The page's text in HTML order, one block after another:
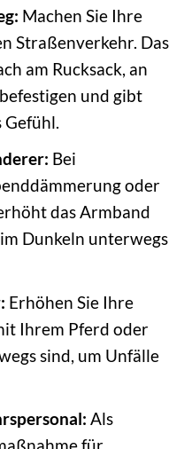
Machen Sie Ihre
Straßenverkehr. Das
am Rucksack, an
und gibt
Gefühl.
Bei
oder
das Armband
Dunkeln unterwegs
Erhöhen Sie Ihre
Ihrem Pferd oder
sind, um Unfälle
Als